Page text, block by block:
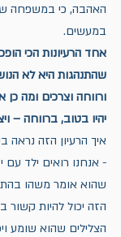
האהבה, כי במשפחה
במעשים.
אחד הרעיונות הכי
שהתנהגות היא לא
ורווחה וצרכים ומה
יהיו בטוב, ברווחה –
איך הרעיון הזה נראה
- אנחנו רואים ילד עם
שהוא אומר משהו
הזה יכול להיות קשור
הצלילים שהוא שומע